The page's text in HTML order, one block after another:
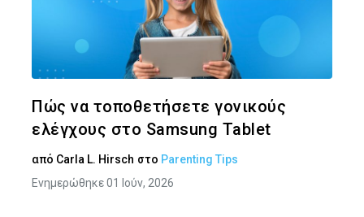
Πώς να τοποθετήσετε γονικούς
ελέγχους στο Samsung Tablet
από Carla L. Hirsch στο Parenting Tips
Ενημερώθηκε 01 Ιούν, 2026